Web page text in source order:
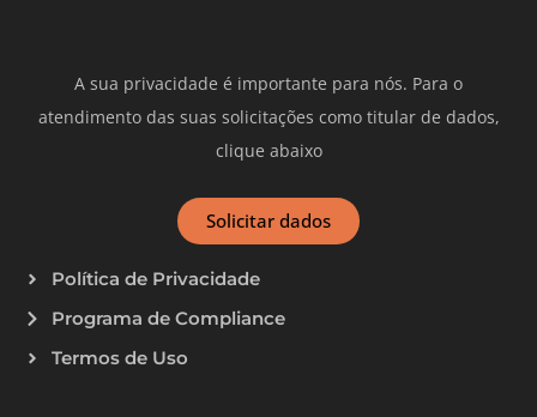
A sua privacidade é importante para nós. Para o
atendimento das suas solicitações como titular de dados,
clique abaixo
Solicitar dados
Política de Privacidade
Programa de Compliance
Termos de Uso